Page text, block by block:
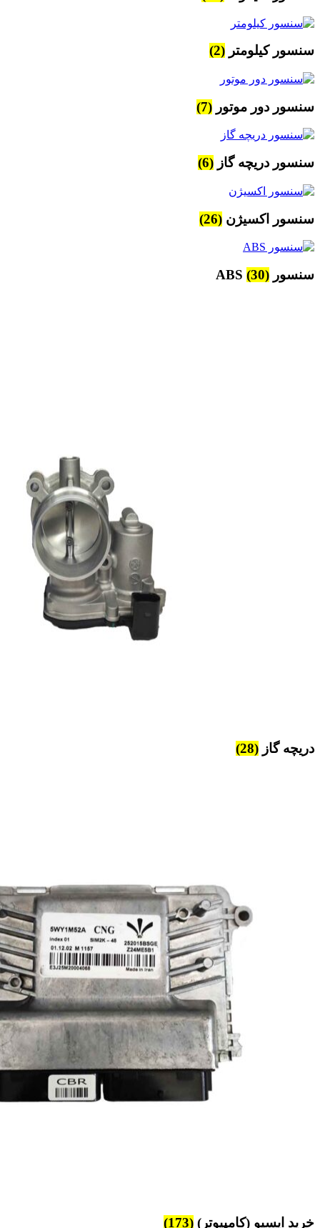
سنسور کیلومتر (2)
سنسور دور موتور (7)
سنسور دریچه گاز (6)
سنسور اکسیژن (26)
سنسور ABS (30)
دریچه گاز (28)
خرید ایسیو (کامپیوتر) (173)